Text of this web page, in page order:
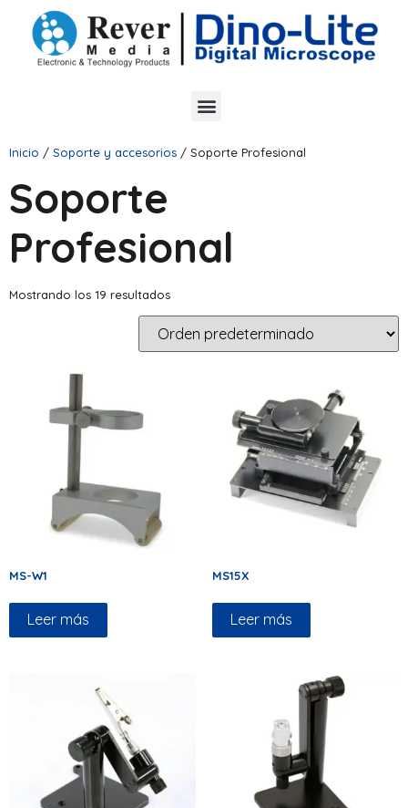
Inicio / Soporte y accesorios / Soporte Profesional
Soporte
Profesional
Mostrando los 19 resultados
MS-W1
Leer más
MS15X
Leer más